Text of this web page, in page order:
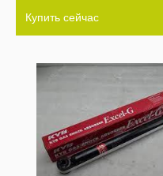
Купить сейчас